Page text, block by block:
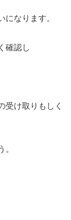
になります。
確認し
受け取りもしく
。